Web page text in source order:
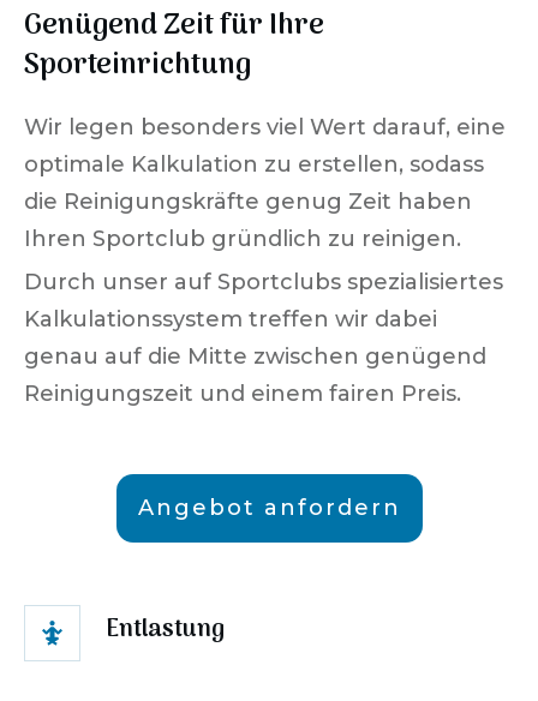
Genügend Zeit für Ihre
Sporteinrichtung
Wir legen besonders viel Wert darauf, eine
optimale Kalkulation zu erstellen, sodass
die Reinigungskräfte genug Zeit haben
Ihren Sportclub gründlich zu reinigen.
Durch unser auf Sportclubs spezialisiertes
Kalkulationssystem treffen wir dabei
genau auf die Mitte zwischen genügend
Reinigungszeit und einem fairen Preis.
Angebot anfordern
Entlastung